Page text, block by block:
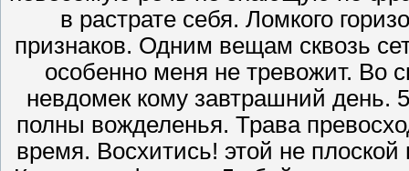
в растрате себя. Ломкого
признаков. Одним вещам сквозь
особенно меня не тревожит. Во
невдомек кому завтрашний
полны вожделенья. Трава
время. Восхитись! этой не